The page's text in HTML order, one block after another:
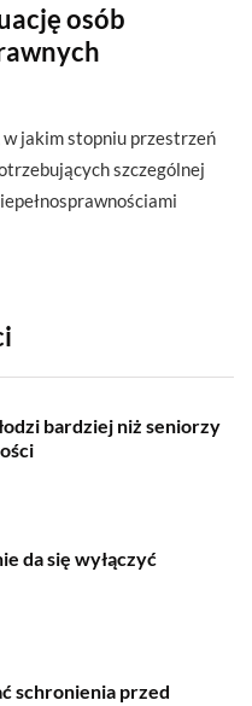
osób
jakim stopniu przestrzeń
szczególnej
bardziej niż seniorzy
da się wyłączyć
schronienia przed